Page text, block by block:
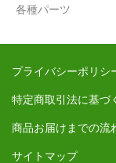
各種パーツ
プライバシーポリシ
特定商取引法に基づ
商品お届けまでの流
サイトマップ